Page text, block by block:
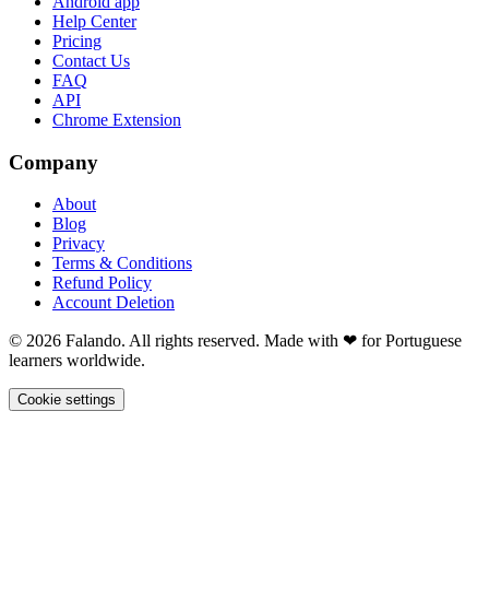
Help Center
Pricing
Contact Us
FAQ
API
Chrome Extension
Company
About
Blog
Privacy
Terms & Conditions
Refund Policy
Account Deletion
© 2026 Falando. All rights reserved. Made with ❤ for Portuguese
learners worldwide.
Cookie settings